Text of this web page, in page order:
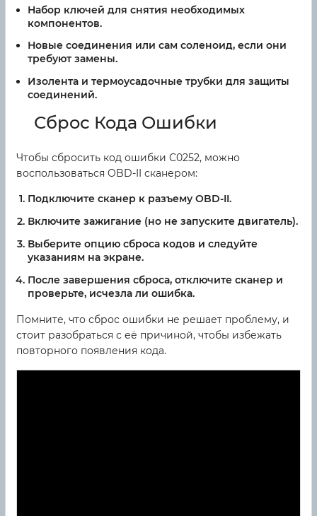
Набор ключей для снятия необходимых
компонентов.
Новые соединения или сам соленоид, если они
требуют замены.
Изолента и термоусадочные трубки для защиты
соединений.
Сброс Кода Ошибки
Чтобы сбросить код ошибки C0252, можно
воспользоваться OBD-II сканером:
Подключите сканер к разъему OBD-II.
Включите зажигание (но не запуските двигатель).
Выберите опцию сброса кодов и следуйте
указаниям на экране.
После завершения сброса, отключите сканер и
проверьте, исчезла ли ошибка.
Помните, что сброс ошибки не решает проблему, и
стоит разобраться с её причиной, чтобы избежать
повторного появления кода.